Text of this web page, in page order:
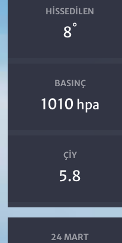
HISSEDILEN
8°
BASINÇ
1010 hpa
ÇIY
5.8
24 MART